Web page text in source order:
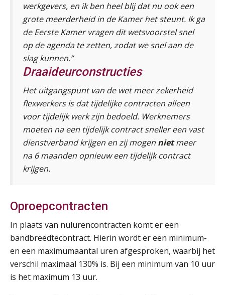
werkgevers, en ik ben heel blij dat nu ook een
grote meerderheid in de Kamer het steunt. Ik ga
de Eerste Kamer vragen dit wetsvoorstel snel
op de agenda te zetten, zodat we snel aan de
slag kunnen.”
Draaideurconstructies
Het uitgangspunt van de wet meer zekerheid
flexwerkers is dat tijdelijke contracten alleen
voor tijdelijk werk zijn bedoeld. Werknemers
moeten na een tijdelijk contract sneller een vast
dienstverband krijgen en zij mogen nietmeer
na 6 maanden opnieuw een tijdelijk contract
krijgen.
Oproepcontracten
In plaats van nulurencontracten komt er een
bandbreedtecontract. Hierin wordt er een minimum-
en een maximumaantal uren afgesproken, waarbij het
verschil maximaal 130% is. Bij een minimum van 10 uur
is het maximum 13 uur.
24
AUG
Summercourse Update loonheffingen en arbeidsrecht
MOCuitgevers
25
AUG
Summercourse: Kiezen en loslaten & een mindset die kansen ziet en vertrouwen geeft
MOCuitgevers
25
AUG
Summercourse: Een mindset die kansen ziet en vertrouwen geeft
MOCuitgevers
25
AUG
Summercourse: Kiezen wat bij je past, loslaten wat je niet verder helpt
MOCuitgevers
25
25
AUG
MOCuitgevers
25
AUG
Summercourse Internationaal/grensoverschrijdend werken
MOCuitgevers